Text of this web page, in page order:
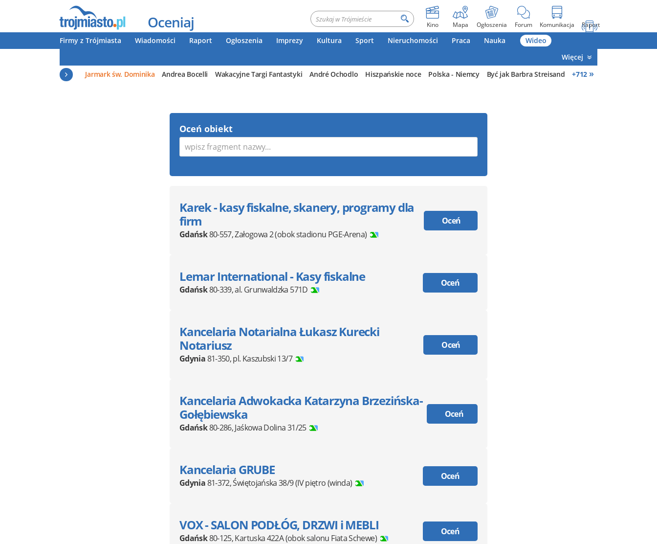
Oceniaj Kino Mapa Ogłoszenia Forum Komunikacja Raport
Firmy z Trójmiasta Wiadomości Raport Ogłoszenia Imprezy Kultura Sport Nieruchomości Praca Nauka
Wideo
Więcej
Jarmark św. Dominika
Andrea Bocelli Wakacyjne Targi Fantastyki André Ochodlo Hiszpańskie noce Polska - Niemcy Być jak Barbra Streisand +712 »
Oceń obiekt
Karek - kasy fiskalne, skanery, programy dla
firm
Gdańsk80-557,Załogowa 2(obok stadionu PGE-Arena)
Oceń
Lemar International - Kasy fiskalne
Gdańsk80-339,al. Grunwaldzka 571D
Oceń
Kancelaria Notarialna Łukasz Kurecki
Notariusz
Gdynia81-350,pl. Kaszubski 13/7
Oceń
Kancelaria Adwokacka Katarzyna Brzezińska-
Gołębiewska
Gdańsk80-286,Jaśkowa Dolina 31/25
Oceń
Kancelaria GRUBE
Gdynia81-372,Świętojańska 38/9(IV piętro (winda)
Oceń
VOX - SALON PODŁÓG, DRZWI i MEBLI
Gdańsk80-125,Kartuska 422A(obok salonu Fiata Schewe)
Oceń